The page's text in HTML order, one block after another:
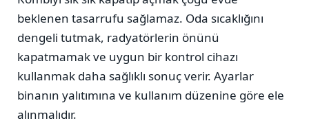
beklenen tasarrufu sağlamaz. Oda sıcaklığını
dengeli tutmak, radyatörlerin önünü
kapatmamak ve uygun bir kontrol cihazı
kullanmak daha sağlıklı sonuç verir. Ayarlar
binanın yalıtımına ve kullanım düzenine göre ele
alınmalıdır.